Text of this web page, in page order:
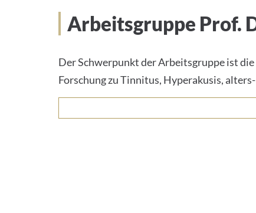
Arbeitsgruppe Prof.
Der Schwerpunkt der Arbeitsgruppe ist
Forschung zu Tinnitus, Hyperakusis,